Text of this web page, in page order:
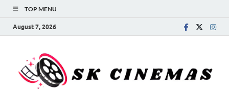
TOP MENU
August 7, 2026